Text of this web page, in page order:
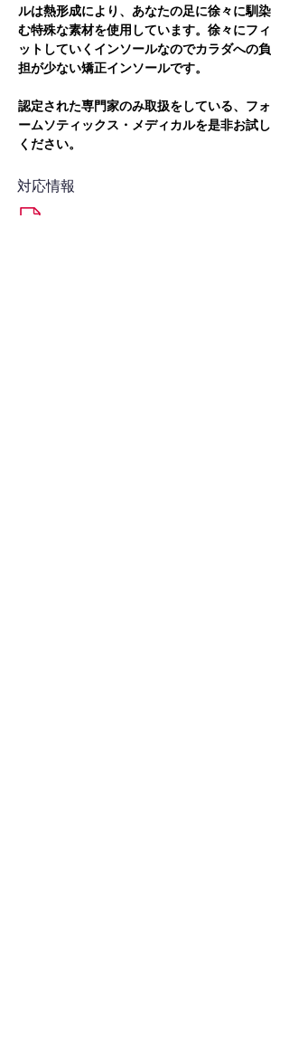
ルは熱形成により、あなたの足に徐々に馴染
む特殊な素材を使用しています。徐々にフィ
ットしていくインソールなのでカラダへの負
担が少ない矯正インソールです。
認定された専門家のみ取扱をしている、フォ
ームソティックス・メディカルを是非お試し
ください。
対応情報